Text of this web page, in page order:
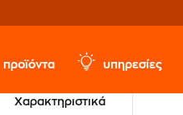
προϊόντα υπηρεσίες
Χαρακτηριστικά